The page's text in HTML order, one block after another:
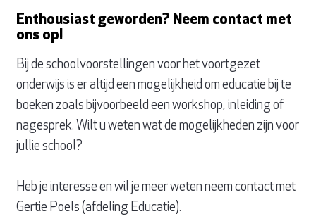
Enthousiast geworden? Neem contact met
ons op!
Bij de schoolvoorstellingen voor het voortgezet
onderwijs is er altijd een mogelijkheid om educatie bij te
boeken zoals bijvoorbeeld een workshop, inleiding of
nagesprek. Wilt u weten wat de mogelijkheden zijn voor
jullie school?
Heb je interesse en wil je meer weten neem contact met
Gertie Poels (afdeling Educatie).